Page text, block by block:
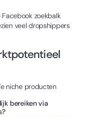
zoekbalk
veel dropshippers
niche producten
bereiken via